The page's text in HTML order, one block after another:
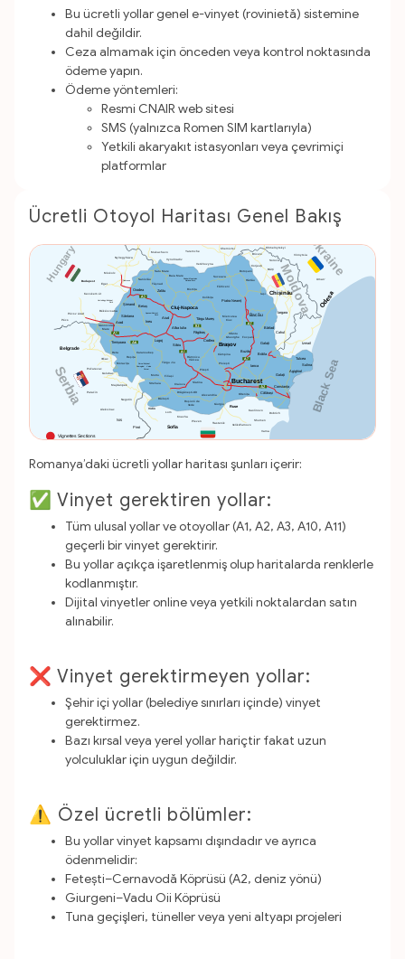
Bu ücretli yollar genel e-vinyet (rovinietă) sistemine
dahil değildir.
Ceza almamak için önceden veya kontrol noktasında
ödeme yapın.
Ödeme yöntemleri:
Resmi CNAIR web sitesi
SMS (yalnızca Romen SIM kartlarıyla)
Yetkili akaryakıt istasyonları veya çevrimiçi
platformlar
Ücretli Otoyol Haritası Genel Bakış
Romanya’daki ücretli yollar haritası şunları içerir:
✅ Vinyet gerektiren yollar:
Tüm ulusal yollar ve otoyollar (A1, A2, A3, A10, A11)
geçerli bir vinyet gerektirir.
Bu yollar açıkça işaretlenmiş olup haritalarda renklerle
kodlanmıştır.
Dijital vinyetler online veya yetkili noktalardan satın
alınabilir.
❌ Vinyet gerektirmeyen yollar:
Şehir içi yollar (belediye sınırları içinde) vinyet
gerektirmez.
Bazı kırsal veya yerel yollar hariçtir fakat uzun
yolculuklar için uygun değildir.
⚠️ Özel ücretli bölümler:
Bu yollar vinyet kapsamı dışındadır ve ayrıca
ödenmelidir:
Fetești–Cernavodă Köprüsü (A2, deniz yönü)
Giurgeni–Vadu Oii Köprüsü
Tuna geçişleri, tüneller veya yeni altyapı projeleri